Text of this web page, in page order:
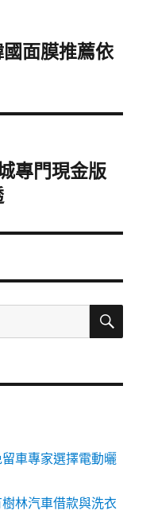
面膜推薦依
專門現金版
搜
車專家選擇電動曬
林汽車借款與洗衣